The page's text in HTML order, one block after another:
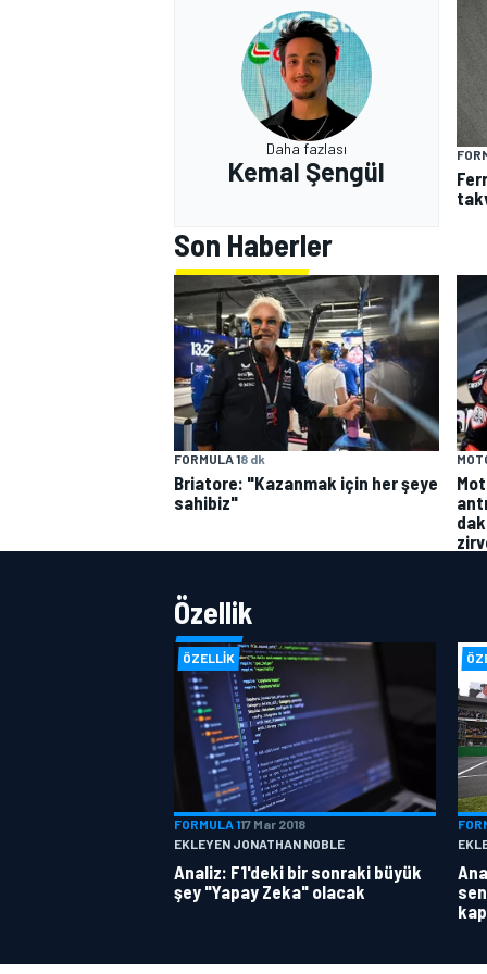
Daha fazlası
Kemal Şengül
Son Haberler
FORMULA 18 dk
Briatore: "Kazanmak için her şeye
sahibiz"
Özellik
ÖZELLIK
FORMULA 117 Mar 2018
EKLEYEN JONATHAN NOBLE
Analiz: F1'deki bir sonraki büyük
şey "Yapay Zeka" olacak